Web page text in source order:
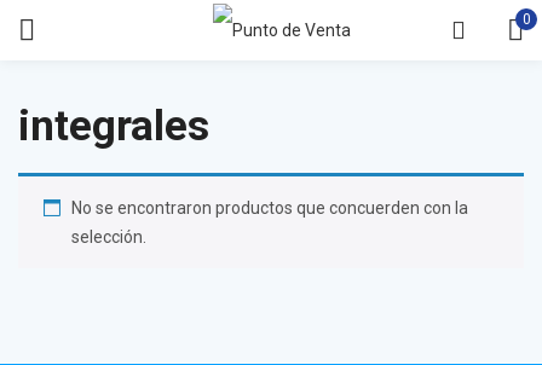
0
integrales
No se encontraron productos que concuerden con la
selección.